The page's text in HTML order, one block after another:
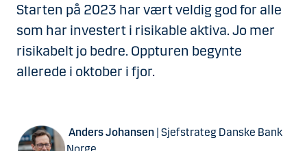
Starten på 2023 har vært veldig god for alle
som har investert i risikable aktiva. Jo mer
risikabelt jo bedre. Oppturen begynte
allerede i oktober i fjor.
Anders Johansen | Sjefstrateg Danske Bank